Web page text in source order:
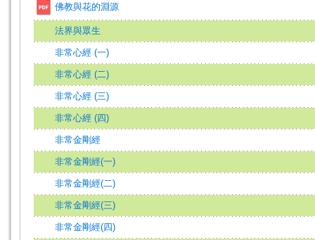
佛教與花的淵源
法界與眾生
非常心經 (一)
非常心經 (二)
非常心經 (三)
非常心經 (四)
非常金剛經
非常金剛經(一)
非常金剛經(二)
非常金剛經(三)
非常金剛經(四)